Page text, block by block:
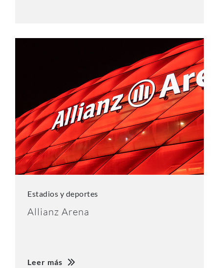
Estadios y deportes
Allianz Arena
Leer más